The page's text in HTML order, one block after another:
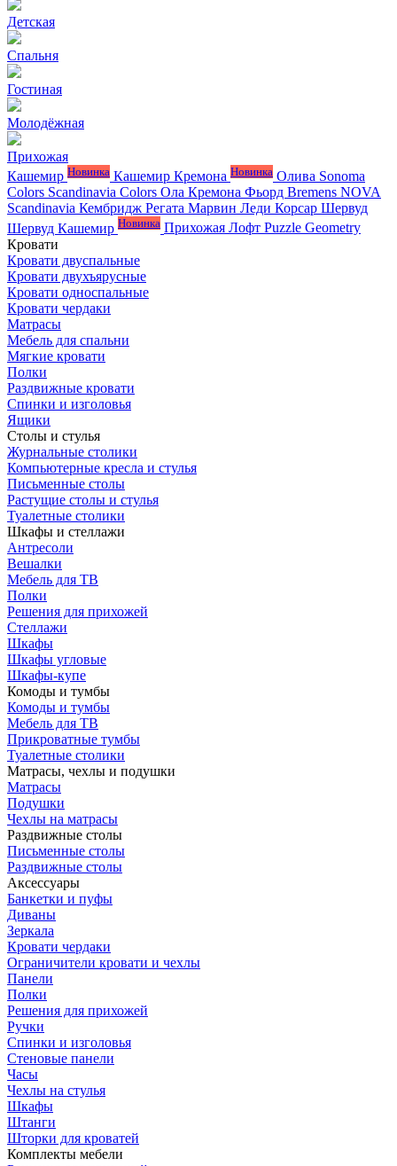
Детская
Спальня
Гостиная
Молодёжная
Прихожая
Кашемир Новинка Кашемир Кремона Новинка Олива Sonoma
Colors Scandinavia Colors Ола Кремона Фьорд Bremens NOVA
Scandinavia Кембридж Регата Марвин Леди Корсар Шервуд
Шервуд Кашемир Новинка Прихожая Лофт Puzzle Geometry
Кровати
Кровати двуспальные
Кровати двухъярусные
Кровати односпальные
Кровати чердаки
Матрасы
Мебель для спальни
Мягкие кровати
Полки
Раздвижные кровати
Спинки и изголовья
Ящики
Столы и стулья
Журнальные столики
Компьютерные кресла и стулья
Письменные столы
Растущие столы и стулья
Туалетные столики
Шкафы и стеллажи
Антресоли
Вешалки
Мебель для ТВ
Полки
Решения для прихожей
Стеллажи
Шкафы
Шкафы угловые
Шкафы-купе
Комоды и тумбы
Комоды и тумбы
Мебель для ТВ
Прикроватные тумбы
Туалетные столики
Матрасы, чехлы и подушки
Матрасы
Подушки
Чехлы на матрасы
Раздвижные столы
Письменные столы
Раздвижные столы
Аксессуары
Банкетки и пуфы
Диваны
Зеркала
Кровати чердаки
Ограничители кровати и чехлы
Панели
Полки
Решения для прихожей
Ручки
Спинки и изголовья
Стеновые панели
Часы
Чехлы на стулья
Шкафы
Штанги
Шторки для кроватей
Комплекты мебели